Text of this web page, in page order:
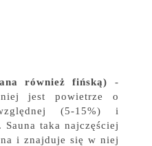
również fińską) -
niej jest powietrze o
(5-15%) i
taka najczęściej
i znajduje się w niej